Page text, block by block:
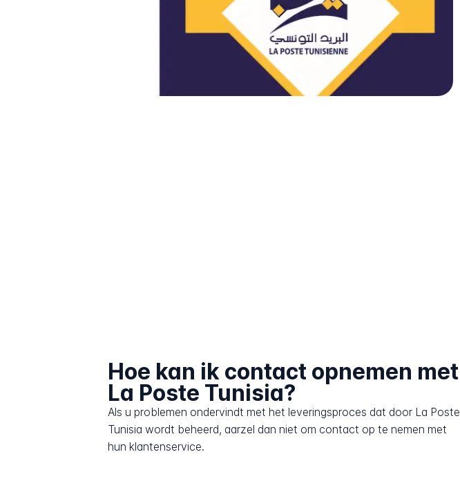
Hoe kan ik contact opnemen met
La Poste Tunisia?
Als u problemen ondervindt met het leveringsproces dat door La Poste
Tunisia wordt beheerd, aarzel dan niet om contact op te nemen met
hun klantenservice.